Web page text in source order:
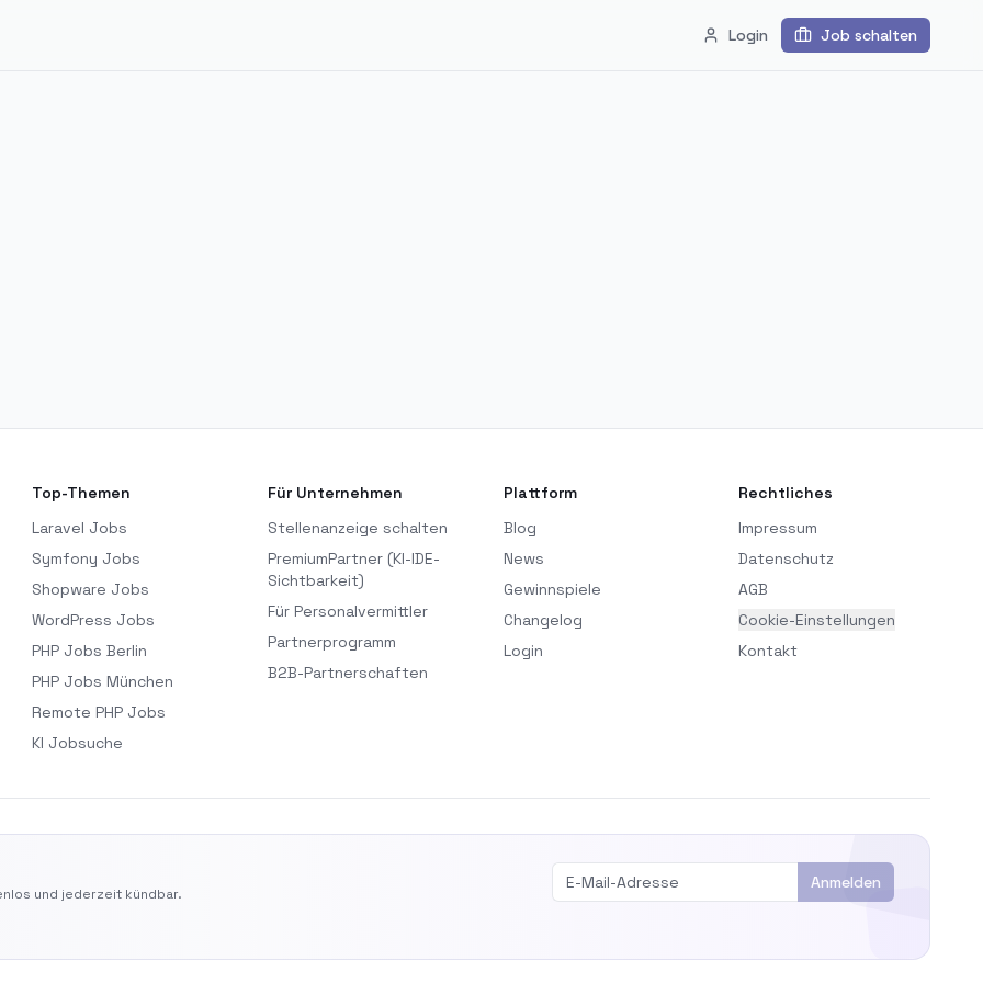
Login Job schalten
Top-Themen
Laravel Jobs
Symfony Jobs
Shopware Jobs
WordPress Jobs
PHP Jobs Berlin
PHP Jobs München
Remote PHP Jobs
KI Jobsuche
Für Unternehmen
Stellenanzeige schalten
PremiumPartner (KI-IDE-
Sichtbarkeit)
Für Personalvermittler
Partnerprogramm
B2B-Partnerschaften
Plattform
Blog
News
Gewinnspiele
Changelog
Login
Rechtliches
Impressum
Datenschutz
AGB
Cookie-Einstellungen
Kontakt
und jederzeit kündbar.
Anmelden